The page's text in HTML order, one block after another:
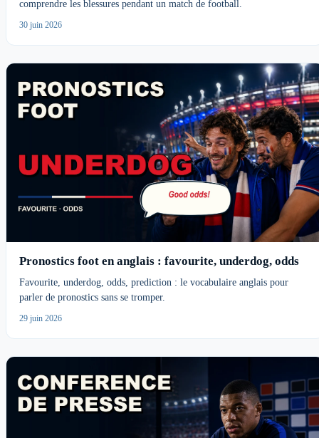
comprendre les blessures pendant un match de football.
30 juin 2026
Pronostics foot en anglais : favourite, underdog, odds
Favourite, underdog, odds, prediction : le vocabulaire anglais pour
parler de pronostics sans se tromper.
29 juin 2026